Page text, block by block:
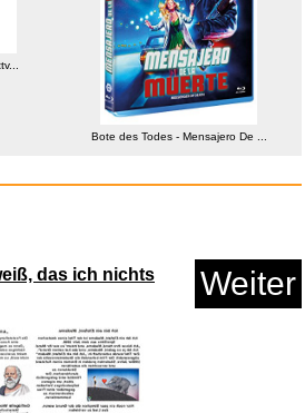
& Let's Boogie (...
Bote des Todes - Mensajero De ...
das ich nichts
Weiter